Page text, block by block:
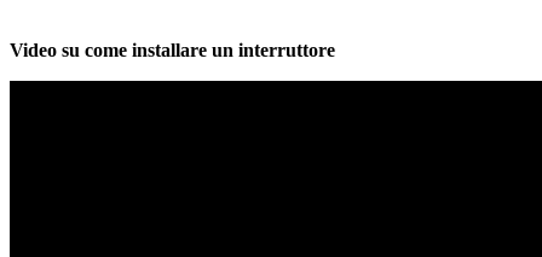
Video su come installare un interruttore